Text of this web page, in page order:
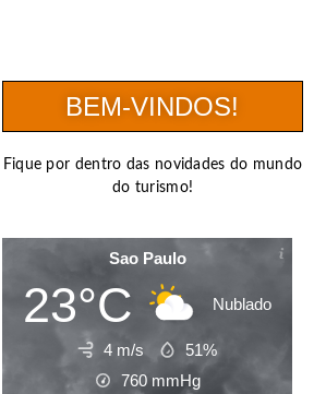
BEM-VINDOS!
Fique por dentro das novidades do mundo
do turismo!
Sao Paulo
23°C Nublado
4 m/s
51%
760 mmHg